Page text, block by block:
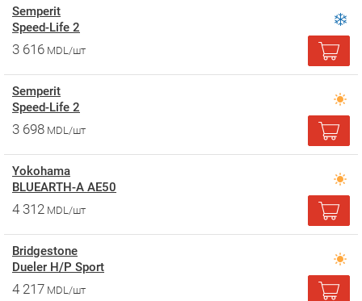
Semperit
Speed-Life 2
3 616 MDL/шт
Semperit
Speed-Life 2
3 698 MDL/шт
Yokohama
BLUEARTH-A AE50
4 312 MDL/шт
Bridgestone
Dueler H/P Sport
4 217 MDL/шт